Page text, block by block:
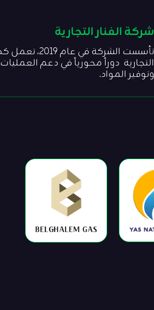
شركة الفنار التجارية
تأسست
التجارية دوراً محورياً في دعم
وتوفير المواد.